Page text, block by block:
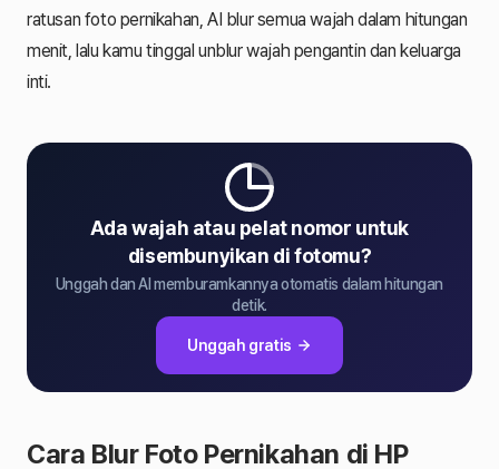
ratusan foto pernikahan, AI blur semua wajah dalam hitungan
menit, lalu kamu tinggal unblur wajah pengantin dan keluarga
inti.
Ada wajah atau pelat nomor untuk
disembunyikan di fotomu?
Unggah dan AI memburamkannya otomatis dalam hitungan
detik.
Unggah gratis
Cara Blur Foto Pernikahan di HP